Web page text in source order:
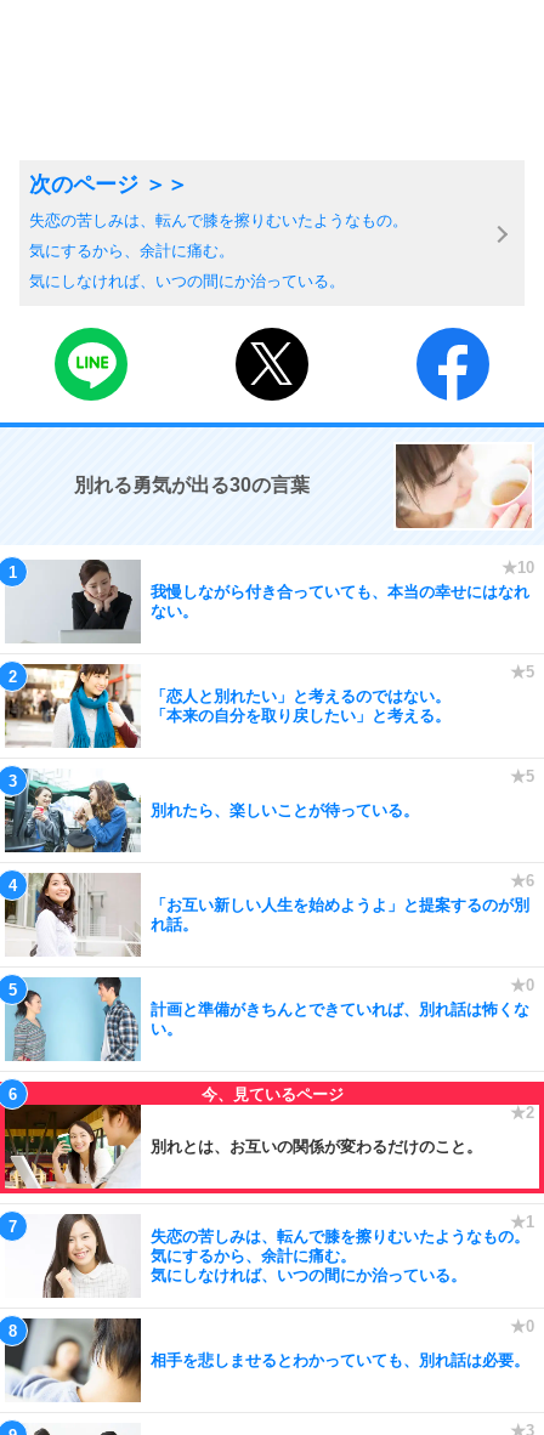
失恋の苦しみは、転んで膝を擦りむいたようなもの。
気にするから、余計に痛む。
気にしなければ、いつの間にか治っている。
別れる勇気が出る30の言葉
我慢しながら付き合っていても、本当の幸せにはなれ
ない。
「恋人と別れたい」と考えるのではない。
「本来の自分を取り戻したい」と考える。
別れたら、楽しいことが待っている。
「お互い新しい人生を始めようよ」と提案するのが別
れ話。
計画と準備がきちんとできていれば、別れ話は怖くな
い。
別れとは、お互いの関係が変わるだけのこと。
失恋の苦しみは、転んで膝を擦りむいたようなもの。
気にするから、余計に痛む。
気にしなければ、いつの間にか治っている。
相手を悲しませるとわかっていても、別れ話は必要。